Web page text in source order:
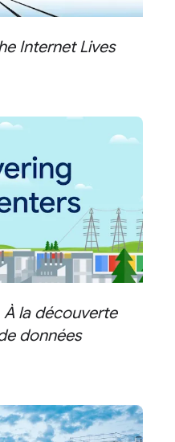
Internet Lives
À la découverte
données